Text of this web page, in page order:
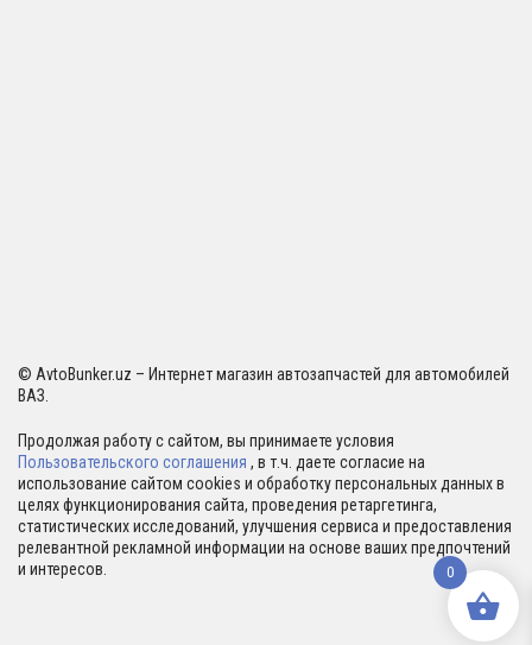
© AvtoBunker.uz – Интернет магазин автозапчастей для автомобилей
ВАЗ.
Продолжая работу с сайтом, вы принимаете условия
Пользовательского соглашения , в т.ч. даете согласие на
использование сайтом cookies и обработку персональных данных в
целях функционирования сайта, проведения ретаргетинга,
статистических исследований, улучшения сервиса и предоставления
релевантной рекламной информации на основе ваших предпочтений
и интересов.
0